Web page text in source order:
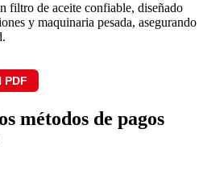
filtro de aceite confiable, diseñado
y maquinaria pesada, asegurando
PDF
métodos de pagos